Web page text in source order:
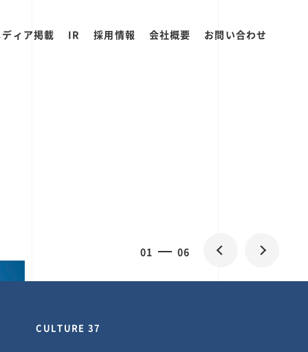
ィア掲載 IR 採用情報 会社概要 お問い合わせ
01 06
CULTURE 37